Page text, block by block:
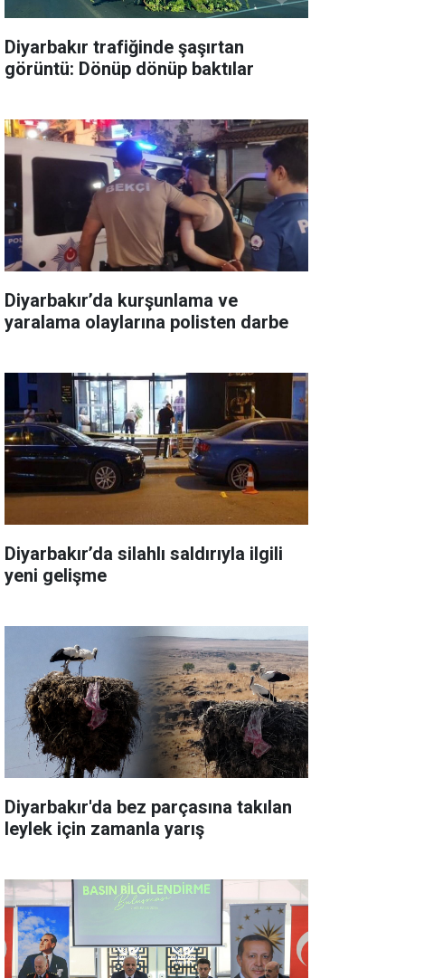
Diyarbakır trafiğinde şaşırtan
görüntü: Dönüp dönüp baktılar
Diyarbakır’da kurşunlama ve
yaralama olaylarına polisten darbe
Diyarbakır’da silahlı saldırıyla ilgili
yeni gelişme
Diyarbakır'da bez parçasına takılan
leylek için zamanla yarış